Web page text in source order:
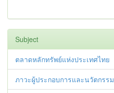
Subject
ตลาดหลักทรัพย์แห่งประเทศไทย
ภาวะผู้ประกอบการและนวัตกรรม